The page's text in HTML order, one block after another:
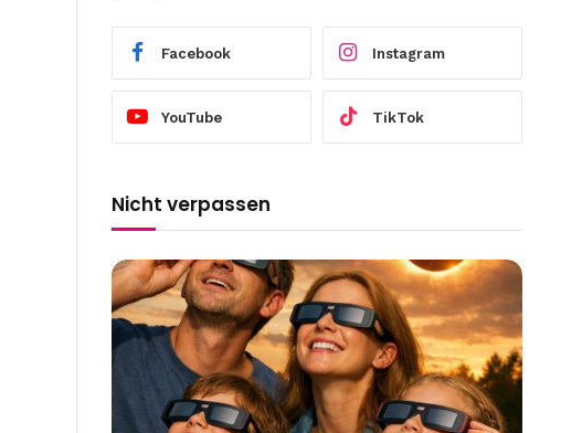
Facebook Instagram
YouTube TikTok
Nicht verpassen